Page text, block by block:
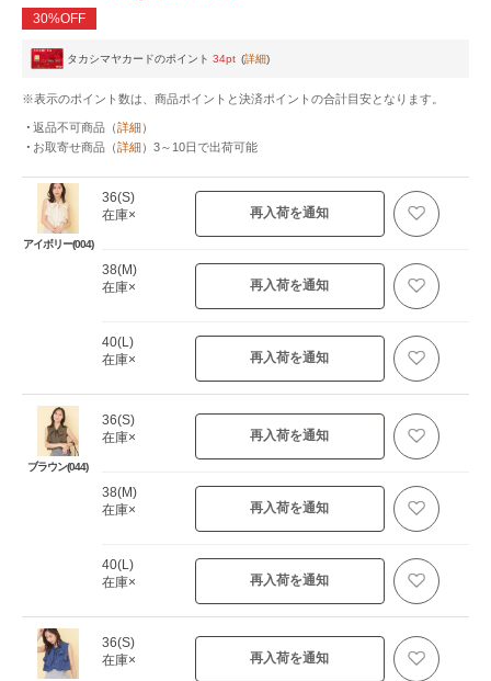
30%OFF
タカシマヤカードのポイント 34pt (詳細)
※表示のポイント数は、商品ポイントと決済ポイントの合計目安となります。
返品不可商品 （詳細）
お取寄せ商品 （詳細） 3～10日で出荷可能
アイボリー(004)
36(S)
在庫×
再入荷を通知
38(M)
在庫×
再入荷を通知
40(L)
在庫×
再入荷を通知
ブラウン(044)
36(S)
在庫×
再入荷を通知
38(M)
在庫×
再入荷を通知
40(L)
在庫×
再入荷を通知
36(S)
在庫×
再入荷を通知